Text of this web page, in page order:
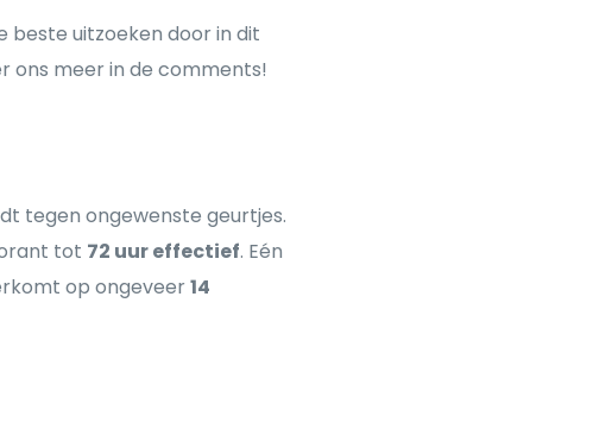
beste uitzoeken door in dit
ons meer in de comments!
tegen ongewenste geurtjes.
tot 72 uur effectief. Eén
op ongeveer14